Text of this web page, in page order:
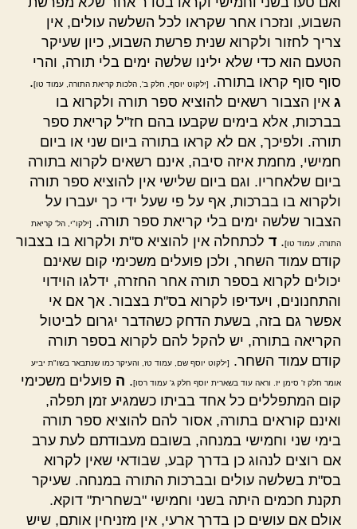
השבוע, ונזכרו אחר שקראו לכל השלשה עולים, אין
צריך לחזור ולקרוא שנית פרשת השבוע, כיון שעיקר
הטעם הוא כדי שלא ילינו שלשה ימים בלי תורה, והרי
סוף סוף קראו בתורה.
[ילקוט יוסף, חלק ב', הלכות קריאת התורה, עמוד טו].
ג אין הצבור רשאים להוציא ספר תורה ולקרוא בו
בברכות, אלא בימים שקבעו בהם חז"ל קריאת ספר
תורה. ולפיכך, אם לא קראו בתורה ביום שני או ביום
חמישי, מחמת איזה סיבה, אינם רשאים לקרוא בתורה
ביום שלאחריו. וגם ביום שלישי אין להוציא ספר תורה
ולקרוא בו בברכות, אף על פי שעל ידי כך יעברו על
הצבור שלשה ימים בלי קריאת ספר תורה.
[ילקו"י, הל' קריאת
התורה, עמוד טו]. ד לכתחלה אין להוציא ס"ת ולקרוא בו בצבור
קודם עמוד השחר, ולכן פועלים משכימי קום שאינם
יכולים לקרוא בספר תורה אחר החזרה, ידלגו הוידוי
והתחנונים, ויעדיפו לקרוא בס"ת בצבור. אך אם אי
אפשר גם בזה, בשעת הדחק כשהדבר יגרום לביטול
הקריאה בתורה, יש להקל להם לקרוא בספר תורה
קודם עמוד השחר.
[ילקוט יוסף שם, עמוד טז, והעיקר כמו שנתבאר בשו"ת יביע
אומר חלק ז' סימן יז. וראה עוד בשארית יוסף חלק ג' עמוד רסו]. ה פועלים משכימי
קום המתפללים כל אחד בביתו כשמגיע זמן תפלה,
ואינם קוראים בתורה, אסור להם להוציא ספר תורה
בימי שני וחמישי במנחה, בשובם מעבודתם לעת ערב
אם רוצים לנהוג כן בדרך קבע, שבודאי שאין לקרוא
בס"ת בשלשה עולים ובברכות התורה במנחה. שעיקר
תקנת חכמים היתה בשני וחמישי "בשחרית" דוקא.
אולם אם עושים כן בדרך ארעי, אין מזניחין אותם, שיש